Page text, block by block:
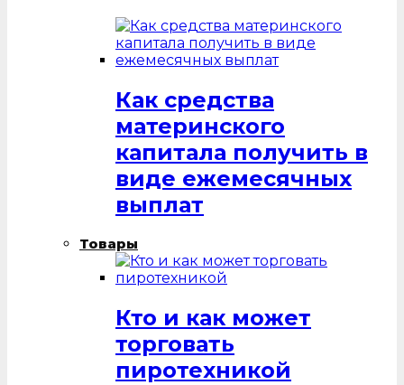
Как средства
материнского
капитала получить в
виде ежемесячных
выплат
Товары
Кто и как может
торговать
пиротехникой